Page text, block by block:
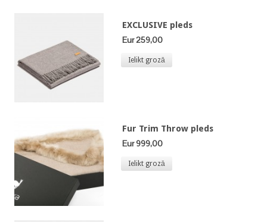
EXCLUSIVE pleds
Eur 259,00
Ielikt grozā
Fur Trim Throw pleds
Eur 999,00
Ielikt grozā